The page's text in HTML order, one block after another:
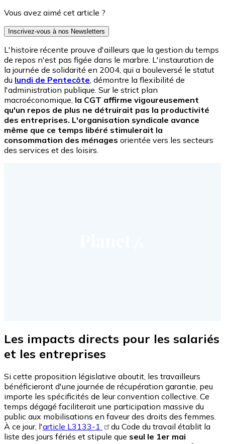
Vous avez aimé cet article ?
Inscrivez-vous à nos Newsletters
L'histoire récente prouve d'ailleurs que la gestion du temps
de repos n'est pas figée dans le marbre. L'instauration de
la journée de solidarité en 2004, qui a bouleversé le statut
du lundi de Pentecôte , démontre la flexibilité de
l'administration publique. Sur le strict plan
macroéconomique, la CGT affirme vigoureusement
qu'un repos de plus ne détruirait pas la productivité
des entreprises. L'organisation syndicale avance
même que ce temps libéré stimulerait la
consommation des ménages orientée vers les secteurs
des services et des loisirs.
Les impacts directs pour les salariés
et les entreprises
Si cette proposition législative aboutit, les travailleurs
bénéficieront d'une journée de récupération garantie, peu
importe les spécificités de leur convention collective. Ce
temps dégagé faciliterait une participation massive du
public aux mobilisations en faveur des droits des femmes.
À ce jour, l'article L3133-1
du Code du travail établit la
liste des jours fériés et stipule que seul le 1er mai